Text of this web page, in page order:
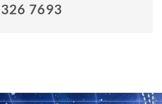
7693